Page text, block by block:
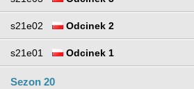
s21e02 Odcinek 2
s21e01 Odcinek 1
Sezon 20